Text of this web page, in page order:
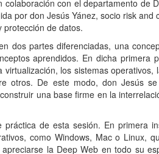
con el departamento de
por don Jesús Yánez, socio risk and
de datos.
dos partes diferenciadas, una
aprendidos. En dicha primera
los sistemas operativos,
otros. De este modo, don Jesús
una base firme en la
de esta sesión. En primera
como Windows, Mac o Linux,
la Deep Web en todo su